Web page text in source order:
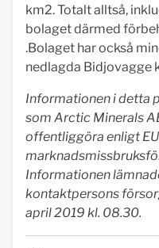
km2. Totalt alltså,
bolaget därmed
.Bolaget har också
nedlagda Bidjovagge
Informationen i detta
som Arctic Minerals
offentliggöra enligt
Informationen
kontaktpersons
april 2019 kl. 08.30.